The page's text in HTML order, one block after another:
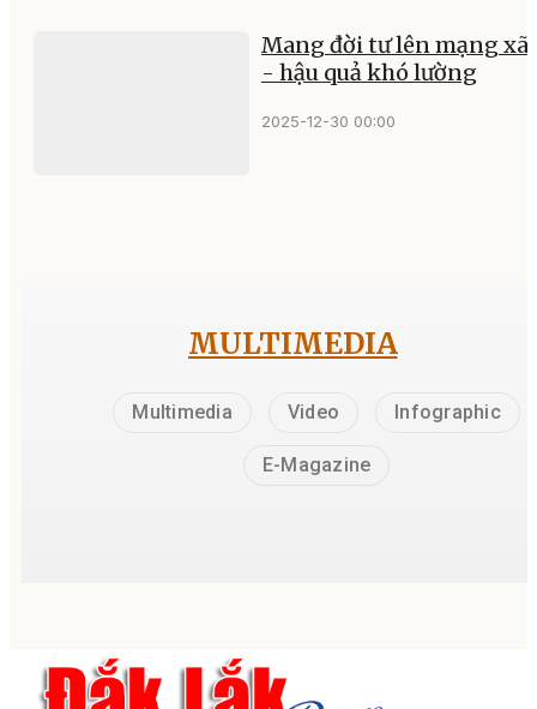
Mang đời tư lên mạng xã
- hậu quả khó lường
2025-12-30 00:00
MULTIMEDIA
Multimedia Video Infographic
E-Magazine